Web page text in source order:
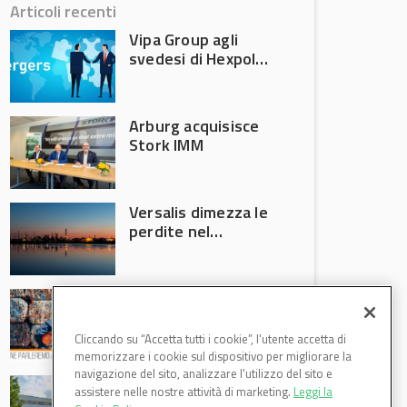
Articoli recenti
Vipa Group agli
svedesi di Hexpol
Arburg acquisisce
Stork IMM
Versalis dimezza le
perdite nel
chiedono
intervento del
Governo
Basf Italia cresce
Cliccando su “Accetta tutti i cookie”, l'utente accetta di
memorizzare i cookie sul dispositivo per migliorare la
navigazione del sito, analizzare l'utilizzo del sito e
assistere nelle nostre attività di marketing. Leggi la